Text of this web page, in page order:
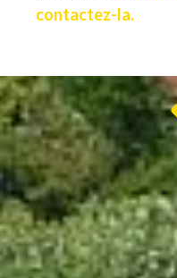
contactez-la.